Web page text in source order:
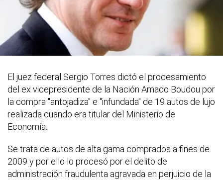
El juez federal Sergio Torres dictó el procesamiento
del ex vicepresidente de la Nación Amado Boudou por
la compra "antojadiza" e "infundada" de 19 autos de lujo
realizada cuando era titular del Ministerio de
Economía.
Se trata de autos de alta gama comprados a fines de
2009 y por ello lo procesó por el delito de
administración fraudulenta agravada en perjuicio de la